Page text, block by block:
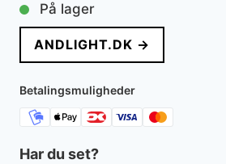
På lager
ANDLIGHT.DK →
Betalingsmuligheder
Har du set?